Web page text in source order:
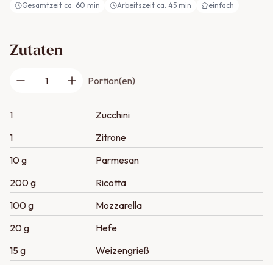
Gesamtzeit ca. 60 min Arbeitszeit ca. 45 min einfach
Zutaten
1 Portion(en)
1
Zucchini
1
Zitrone
10 g
Parmesan
200 g
Ricotta
100 g
Mozzarella
20 g
Hefe
15 g
Weizengrieß